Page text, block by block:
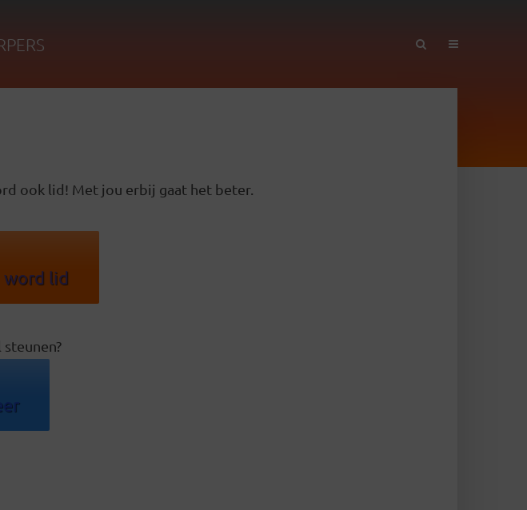
ook lid! Met jou erbij gaat het beter.
word lid